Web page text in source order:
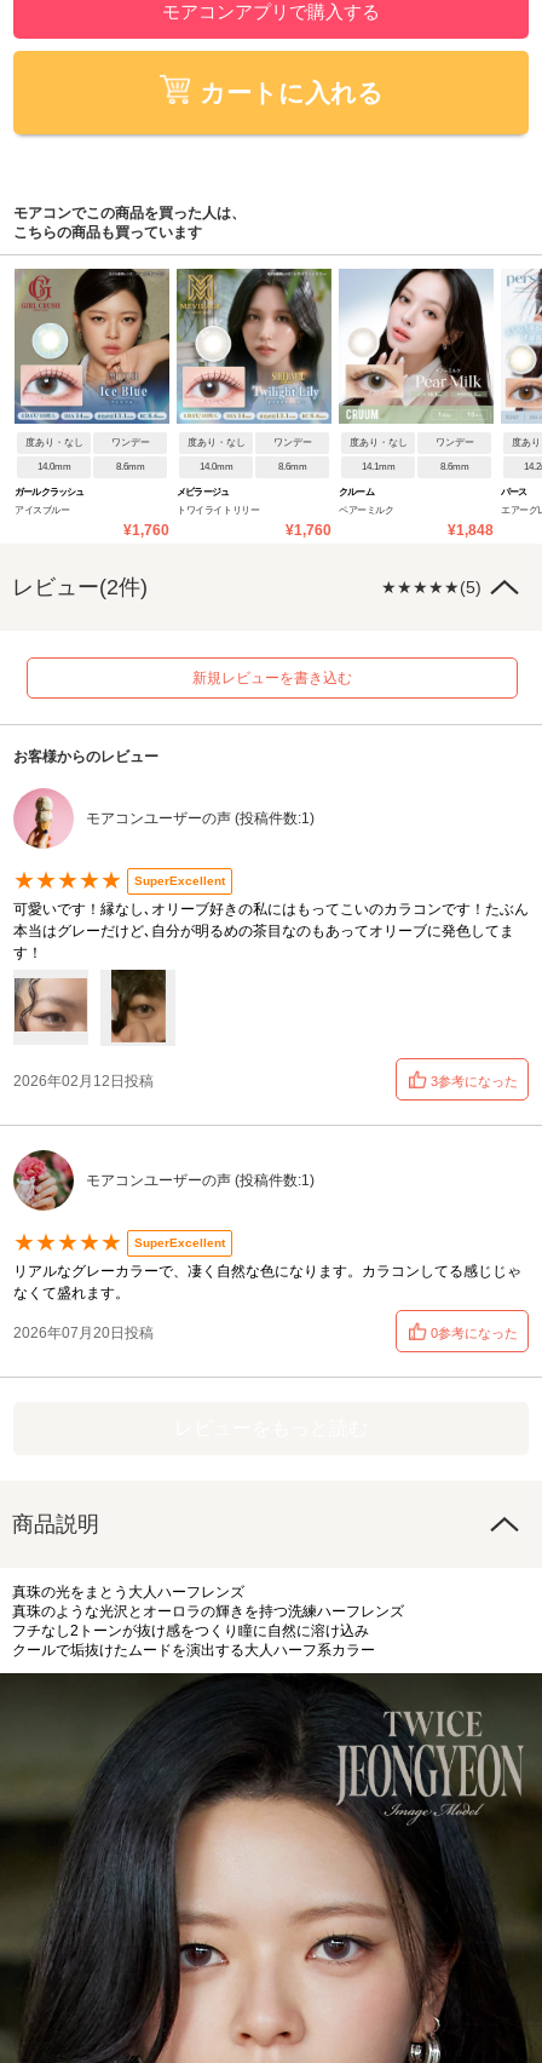
モアコンアプリで購入する
カートに入れる
モアコンでこの商品を買った人は、
こちらの商品も買っています
度あり・なし ワンデー
14.0mm 8.6mm
ガールクラッシュ
アイスブルー
¥1,760
度あり・なし ワンデー
14.0mm 8.6mm
メビラージュ
トワイライトリリー
¥1,760
度あり・なし ワンデー
14.1mm 8.6mm
クルーム
ペアーミルク
¥1,848
度あ
パース
エアーグ
レビュー(2件) ★★★★★(5)
新規レビューを書き込む
お客様からのレビュー
モアコンユーザーの声 (投稿件数:1)
★★★★★ SuperExcellent
可愛いです！縁なし､オリーブ好きの私にはもってこいのカラコンです！たぶん
本当はグレーだけど､自分が明るめの茶目なのもあってオリーブに発色してま
す！
2026年02月12日投稿 3参考になった
モアコンユーザーの声 (投稿件数:1)
★★★★★ SuperExcellent
リアルなグレーカラーで、凄く自然な色になります。カラコンしてる感じじゃ
なくて盛れます。
2026年07月20日投稿 0参考になった
商品説明
真珠の光をまとう大人ハーフレンズ
真珠のような光沢とオーロラの輝きを持つ洗練ハーフレンズ
フチなし2トーンが抜け感をつくり瞳に自然に溶け込み
クールで垢抜けたムードを演出する大人ハーフ系カラー